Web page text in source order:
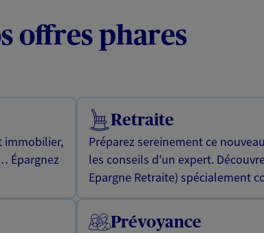
offres phares
immobilier,
Épargnez
Retraite
Préparez sereinement ce
les conseils d'un expert.
Epargne Retraite) spécialement
Prévoyance